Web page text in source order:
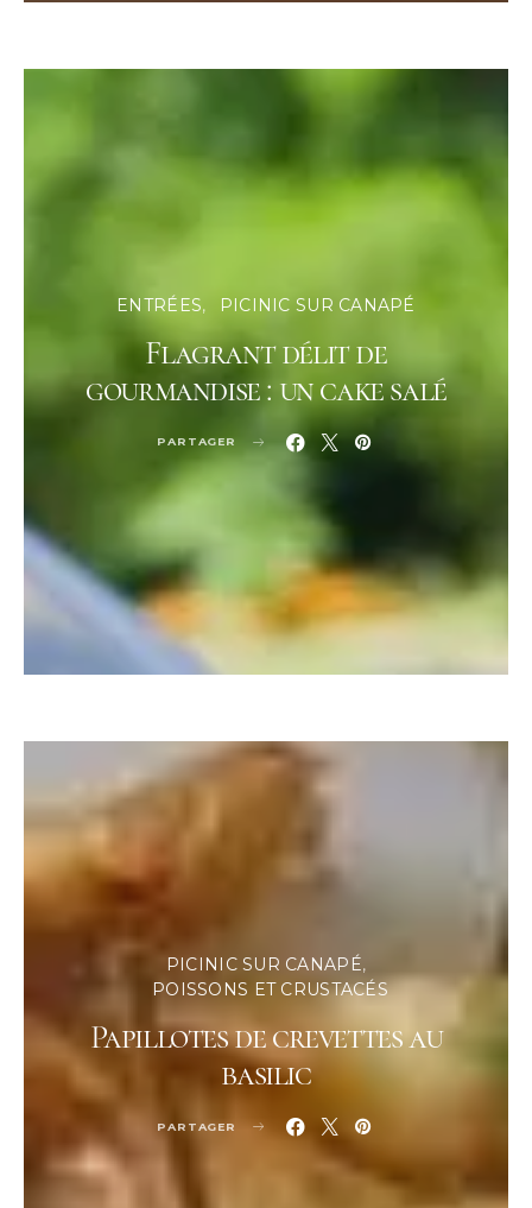
ENTRÉES PICINIC SUR CANAPÉ
Flagrant délit de
gourmandise : un cake salé
PARTAGER
PICINIC SUR CANAPÉ
POISSONS ET CRUSTACÉS
Papillotes de crevettes au
basilic
PARTAGER